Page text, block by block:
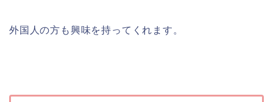
外国人の方も興味を持ってくれます。